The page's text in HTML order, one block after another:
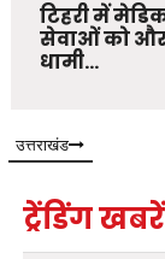
टिहरी में
सेवाओं को और
धामी…
उत्तराखंड
ट्रेंडिंग खबरें